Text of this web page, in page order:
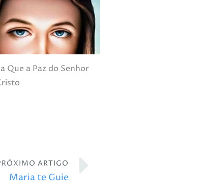
Que a Paz do Senhor
ARTIGO
Maria te Guie